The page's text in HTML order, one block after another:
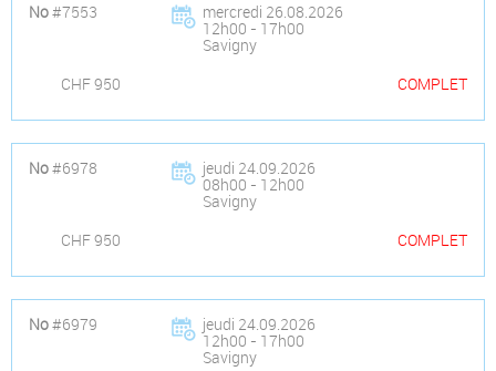
No#7553 mercredi 26.08.2026
12h00 - 17h00
Savigny
CHF 950
COMPLET
No#6978 jeudi 24.09.2026
08h00 - 12h00
Savigny
CHF 950
COMPLET
No#6979 jeudi 24.09.2026
12h00 - 17h00
Savigny